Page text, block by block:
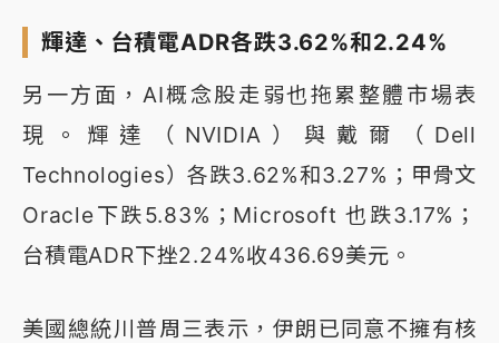
輝達、台積電ADR各跌3.62%和2.24%
另一方面，AI概念股走弱也拖累整體市場表
現。輝達（NVIDIA）與戴爾（Dell
Technologies）各跌3.62%和3.27%；甲骨文
Oracle下跌5.83%；Microsoft 也跌3.17%；
台積電ADR下挫2.24%收436.69美元。
美國總統川普周三表示，伊朗已同意不擁有核